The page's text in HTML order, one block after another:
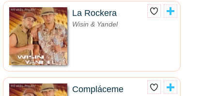
La Rockera
Wisin & Yandel
Compláceme